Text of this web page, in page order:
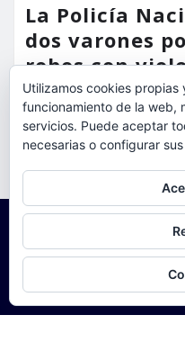
La Policía
dos varones
robos con
misma
torrent al dia
Utilizamos cookies
funcionamiento de la web,
servicios. Puede aceptar
necesarias o configurar
Para obtener más